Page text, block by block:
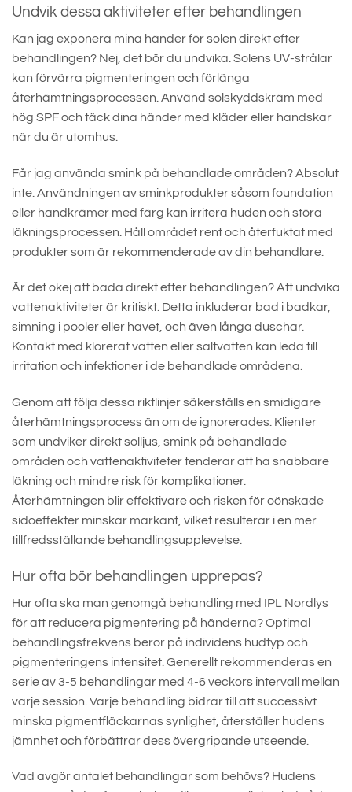
Undvik dessa aktiviteter efter behandlingen
Kan jag exponera mina händer för solen direkt efter
behandlingen? Nej, det bör du undvika. Solens UV-strålar
kan förvärra pigmenteringen och förlänga
återhämtningsprocessen. Använd solskyddskräm med
hög SPF och täck dina händer med kläder eller handskar
när du är utomhus.
Får jag använda smink på behandlade områden? Absolut
inte. Användningen av sminkprodukter såsom foundation
eller handkrämer med färg kan irritera huden och störa
läkningsprocessen. Håll området rent och återfuktat med
produkter som är rekommenderade av din behandlare.
Är det okej att bada direkt efter behandlingen? Att undvika
vattenaktiviteter är kritiskt. Detta inkluderar bad i badkar,
simning i pooler eller havet, och även långa duschar.
Kontakt med klorerat vatten eller saltvatten kan leda till
irritation och infektioner i de behandlade områdena.
Genom att följa dessa riktlinjer säkerställs en smidigare
återhämtningsprocess än om de ignorerades. Klienter
som undviker direkt solljus, smink på behandlade
områden och vattenaktiviteter tenderar att ha snabbare
läkning och mindre risk för komplikationer.
Återhämtningen blir effektivare och risken för oönskade
sidoeffekter minskar markant, vilket resulterar i en mer
tillfredsställande behandlingsupplevelse.
Hur ofta bör behandlingen upprepas?
Hur ofta ska man genomgå behandling med IPL Nordlys
för att reducera pigmentering på händerna? Optimal
behandlingsfrekvens beror på individens hudtyp och
pigmenteringens intensitet. Generellt rekommenderas en
serie av 3-5 behandlingar med 4-6 veckors intervall mellan
varje session. Varje behandling bidrar till att successivt
minska pigmentfläckarnas synlighet, återställer hudens
jämnhet och förbättrar dess övergripande utseende.
Vad avgör antalet behandlingar som behövs? Hudens